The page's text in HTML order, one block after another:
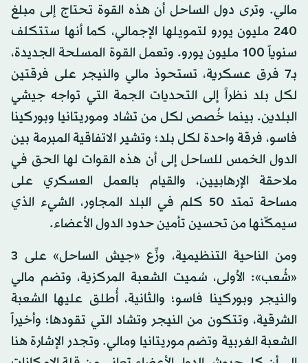
مالي. وترى دول الساحل أن هذه القوة تحتاج إلى مبلغ
240 مليون يورو لتمويلها الإجمالي، كما أنها ستتكلف
سنوياً 100 مليون يورو. وتعمل القوة المسلحة الجديدة،
بـ7 فرق عسكرية، تستحوذ مالي والنيجر على فرقتين
لكل بلد نظراً إلى التحديات الجمة التي تواجه جيشي
البلدين. بينما خُصص لكل من تشاد وموريتانيا وبوركينا
فاسو، فرقة واحدة لكل بلد؛ وتشير الاتفاقية المبرمة بين
الدول الخمس للساحل إلى أن هذه القوات لها الحق في
ملاحقة الإرهابيين، والقيام بالعمل العسكري على
مساحة تمتد 50 كلم في البلد المجاور، الشيء الذي
سيمكّنها من تحسين تأمين حدود الدول الأعضاء.
ومن الناحية التنظيمية، وزِّع «جيش الساحل» على 3
«شُعب»: الأولى، سُميت الشعبة المركزية، وتضم مالي
والنيجر وبوركينا فاسو؛ والثانية، أُطلق عليها الشعبة
الشرقية، وتتكون من النيجر وتشاد التي تقودها؛ وأخيراً
الشعبة الغربية وتضم موريتانيا ومالي. وتجدر الإشارة هنا